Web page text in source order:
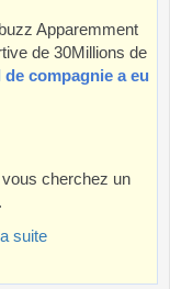
Apparemment
de 30Millions de
compagnie a eu
cherchez un
suite